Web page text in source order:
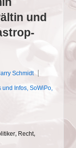
und
Schmidt
und Infos, SoWiPo,
, Recht,